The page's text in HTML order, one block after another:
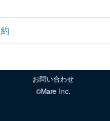
お問い合わせ
©Mare Inc.